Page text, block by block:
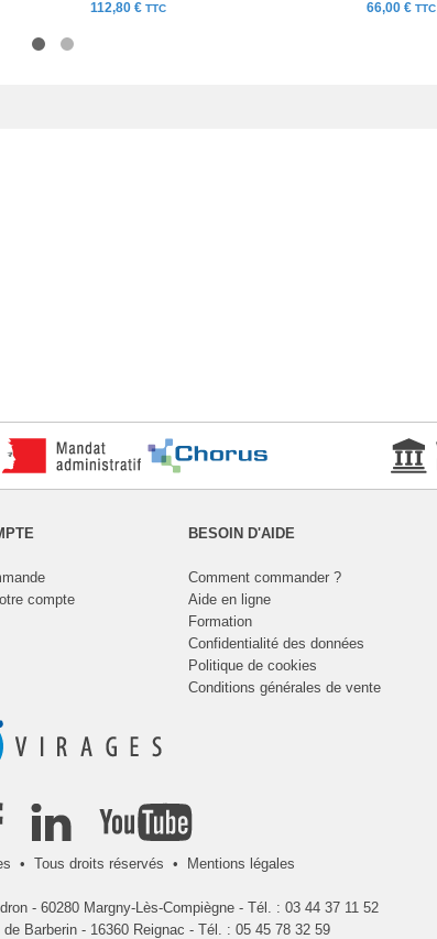
112,80 € TTC 66,00 € TTC
compte
BESOIN D'AIDE
Comment commander ?
Aide en ligne
Formation
Confidentialité des données
Politique de cookies
Conditions générales de vente
• Tous droits réservés • Mentions légales
- 60280 Margny-Lès-Compiègne - Tél. : 03 44 37 11 52
Barberin - 16360 Reignac - Tél. : 05 45 78 32 59